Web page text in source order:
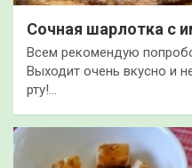
Сочная шарлотка c
Всем рекомендую
Выходит очень вкусно и
рту!…